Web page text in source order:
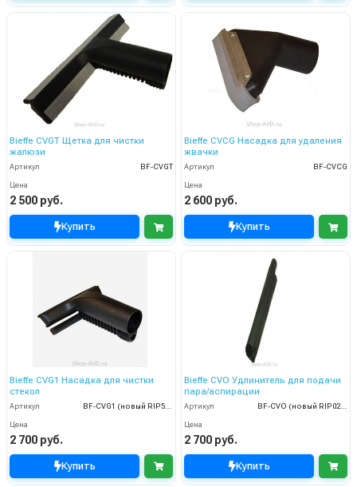
Bieffe CVGT Щетка для чистки
жалюзи
Артикул BF-CVGT
Цена
2 500 руб.
Купить
Bieffe CVCG Насадка для удаления
жвачки
Артикул BF-CVCG
Цена
2 600 руб.
Купить
Bieffe CVG1 Насадка для чистки
стекол
Артикул
Цена
2 700 руб.
Купить
Bieffe CVO Удлинитель для подачи
пара/аспирации
Артикул
Цена
2 700 руб.
Купить